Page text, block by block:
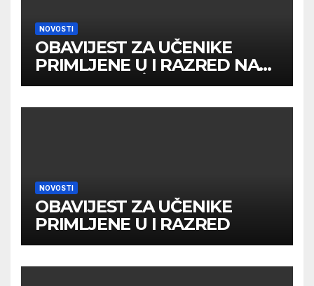
NOVOSTI
OBAVIJEST ZA UČENIKE
PRIMLJENE U I RAZRED NA
DRUGOM UPİSNOM ROKU
NOVOSTI
OBAVIJEST ZA UČENIKE
PRIMLJENE U I RAZRED